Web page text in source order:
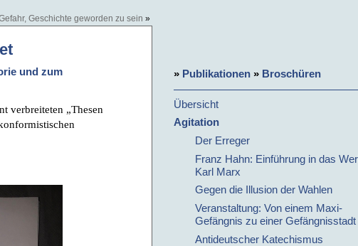
Geschichte geworden zu sein »
und zum
verbreiteten „Thesen
» Publikationen » Broschüren
Übersicht
Agitation
Der Erreger
Franz Hahn: Einführung in das
Karl Marx
Gegen die Illusion der Wahlen
Veranstaltung: Von einem Maxi-
Gefängnis zu einer Gefängnisstadt
Antideutscher Katechismus